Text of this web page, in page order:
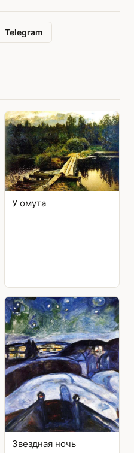
Telegram
У омута
Звездная ночь